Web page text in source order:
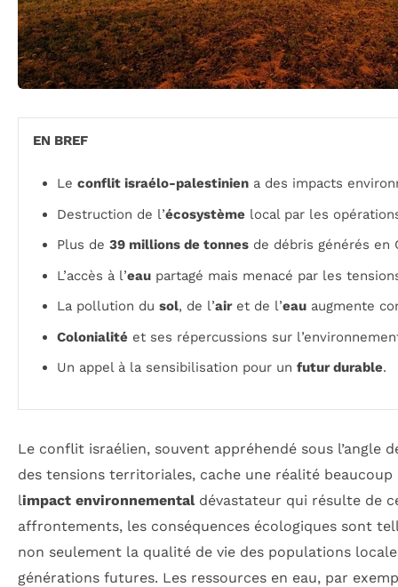
EN BREF
Le conflit israélo-palestinien a des impacts
Destruction de l’écosystème local par les
Plus de 39 millions de tonnes de débris générés en
L’accès à l’eau partagé mais menacé par les
La pollution du sol, de l’airet de l’eau augmente
Colonialité et ses répercussions sur
Un appel à la sensibilisation pour un futur durable.
Le conflit israélien, souvent appréhendé sous l’angle
des tensions territoriales, cache une réalité
limpact environnementaldévastateur qui résulte de
affrontements, les conséquences écologiques sont
non seulement la qualité de vie des populations
générations futures. Les ressources en eau, par